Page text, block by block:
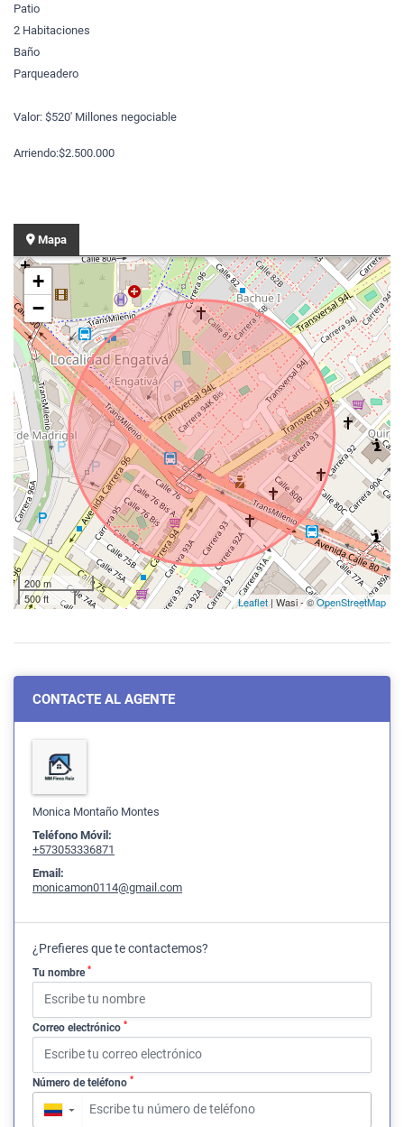
Patio
2 Habitaciones
Baño
Parqueadero
Valor: $520' Millones negociable
Arriendo:$2.500.000
Mapa
+
−
200 m
500 ft
Leaflet | Wasi - ©OpenStreetMap
CONTACTE AL AGENTE
Monica Montaño Montes
Teléfono Móvil:
+573053336871
Email:
monicamon0114@gmail.com
¿Prefieres que te contactemos?
Tu nombre *
Correo electrónico *
Número de teléfono *
▼